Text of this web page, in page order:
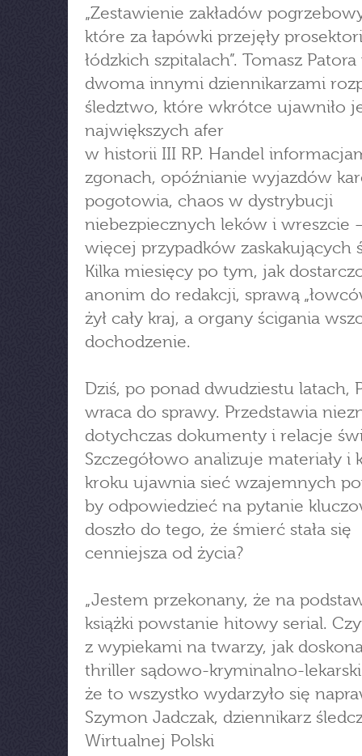
„Zestawienie zakładów
które za łapówki przejęły
łódzkich szpitalach”. Tomasz
dwoma innymi dziennikarzami
śledztwo, które wkrótce ujawniło
największych afer
w historii III RP. Handel
zgonach, opóźnianie wyjazdów
pogotowia, chaos w dystrybucji
niebezpiecznych leków i wreszcie
więcej przypadków zaskakujących
Kilka miesięcy po tym, jak
anonim do redakcji, sprawą
żył cały kraj, a organy ścigania
dochodzenie.
Dziś, po ponad dwudziestu latach,
wraca do sprawy. Przedstawia
dotychczas dokumenty i relacje
Szczegółowo analizuje materiały i
kroku ujawnia sieć wzajemnych
by odpowiedzieć na pytanie
doszło do tego, że śmierć stała się
cenniejsza od życia?
„Jestem przekonany, że na
książki powstanie hitowy serial.
z wypiekami na twarzy, jak
thriller sądowo-kryminalno-
że to wszystko wydarzyło się
Szymon Jadczak, dziennikarz
Wirtualnej Polski